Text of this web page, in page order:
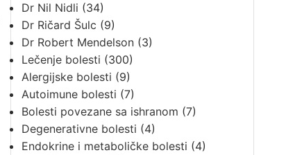
Dr Nil Nidli (34)
Dr Ričard Šulc (9)
Dr Robert Mendelson(3)
Lečenje bolesti (300)
Alergijske bolesti (9)
Autoimune bolesti (7)
Bolesti povezane sa ishranom (7)
Degenerativne bolesti (4)
Endokrine i metaboličke bolesti (4)